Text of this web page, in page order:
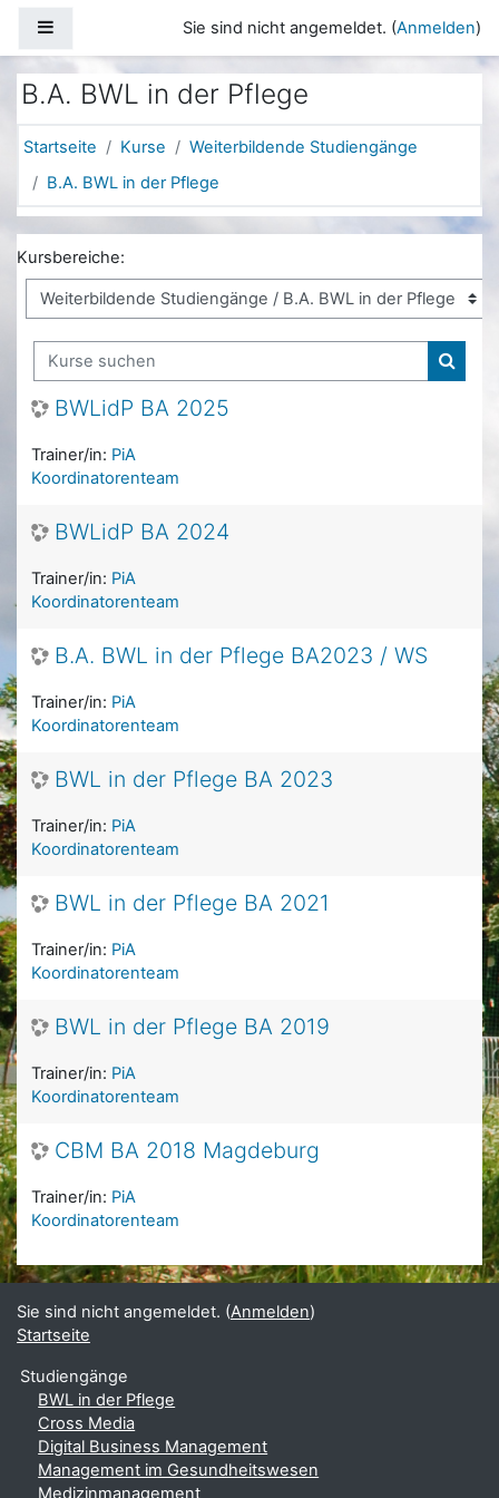
Website-ÜbersichtSie sind nicht angemeldet. (Anmelden)
B.A. BWL in der Pflege
Startseite Kurse
Weiterbildende Studiengänge
B.A. BWL in der Pflege
Kursbereiche:
Kurse suchen
Kurse
BWLidP BA 2025
Trainer/in: PiA
Koordinatorenteam
BWLidP BA 2024
Trainer/in: PiA
Koordinatorenteam
B.A. BWL in der Pflege BA2023 / WS
Trainer/in: PiA
Koordinatorenteam
BWL in der Pflege BA 2023
Trainer/in: PiA
Koordinatorenteam
BWL in der Pflege BA 2021
Trainer/in: PiA
Koordinatorenteam
BWL in der Pflege BA 2019
Trainer/in: PiA
Koordinatorenteam
CBM BA 2018 Magdeburg
Trainer/in: PiA
Koordinatorenteam
Sie sind nicht angemeldet. (Anmelden)
Startseite
Studiengänge
BWL in der Pflege
Cross Media
Digital Business Management
Management im Gesundheitswesen
Medizinmanagement